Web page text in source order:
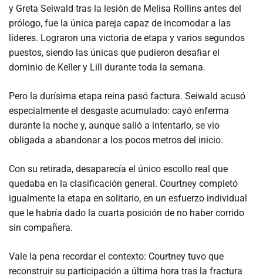
y Greta Seiwald tras la lesión de Melisa Rollins antes del
prólogo, fue la única pareja capaz de incomodar a las
líderes. Lograron una victoria de etapa y varios segundos
puestos, siendo las únicas que pudieron desafiar el
dominio de Keller y Lill durante toda la semana.
Pero la durísima etapa reina pasó factura. Seiwald acusó
especialmente el desgaste acumulado: cayó enferma
durante la noche y, aunque salió a intentarlo, se vio
obligada a abandonar a los pocos metros del inicio.
Con su retirada, desaparecía el único escollo real que
quedaba en la clasificación general. Courtney completó
igualmente la etapa en solitario, en un esfuerzo individual
que le habría dado la cuarta posición de no haber corrido
sin compañera.
Vale la pena recordar el contexto: Courtney tuvo que
reconstruir su participación a última hora tras la fractura